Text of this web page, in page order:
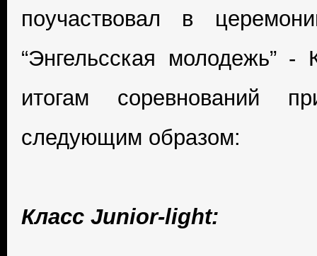
поучаствовал в
“Энгельсская молодежь”
итогам соревнований
следующим образом:
Класс Junior-light: